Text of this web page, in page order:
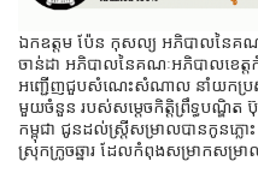
ឯកឧត្តម ប៉ែន កុសល្យ អភិបាលនៃគណ
ចាន់ដា អភិបាលនៃគណៈអភិបាលខេត្ត
អញ្ជើញជួបសំណេះសំណាល នាំយកប្រស
មួយចំនួន របស់សម្តេចកិត្តិព្រឹទ្ធបណ្ឌិ
កម្ពុជា ជូនដល់ស្រ្តីសម្រាលបានកូនភ្ល
ស្រុកក្រូចឆ្នារ ដែលកំពុងសម្រាកសម្រា